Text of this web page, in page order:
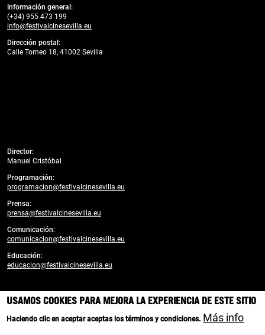
Información general:
(+34) 955 473 199
info@festivalcinesevilla.eu
Dirección postal:
Calle Torneo 18, 41002 Sevilla
Director:
Manuel Cristóbal
Programación:
programacion@festivalcinesevilla.eu
Prensa:
prensa@festivalcinesevilla.eu
Comunicación:
comunicacion@festivalcinesevilla.eu
Educación:
educacion@festivalcinesevilla.eu
Desarrollado por:enreda.coop
Branding, diseño y creatividad web:
Cortijo Social Media
USAMOS COOKIES PARA MEJORA LA EXPERIENCIA DE ESTE SITIO
Haciendo clic en aceptar aceptas los términos y condiciones. Más info